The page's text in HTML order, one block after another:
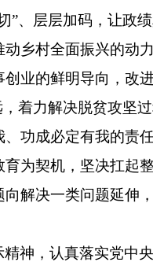
、层层加码，让政
乡村全面振兴的动力
业的鲜明导向，改
着力解决脱贫攻坚
功成必定有我的责
育为契机，坚决扛起
解决一类问题延伸
神，认真落实党中